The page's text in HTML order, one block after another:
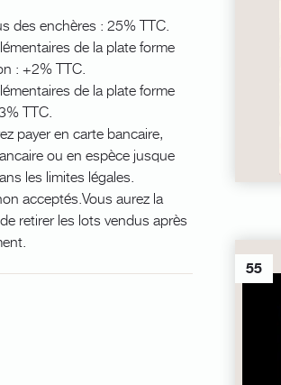
des enchères : 25% TTC.
de la plate forme
: +2% TTC.
de la plate forme
TTC.
payer en carte bancaire,
ou en espèce jusque
les limites légales.
acceptés.Vous aurez la
retirer les lots vendus après
55